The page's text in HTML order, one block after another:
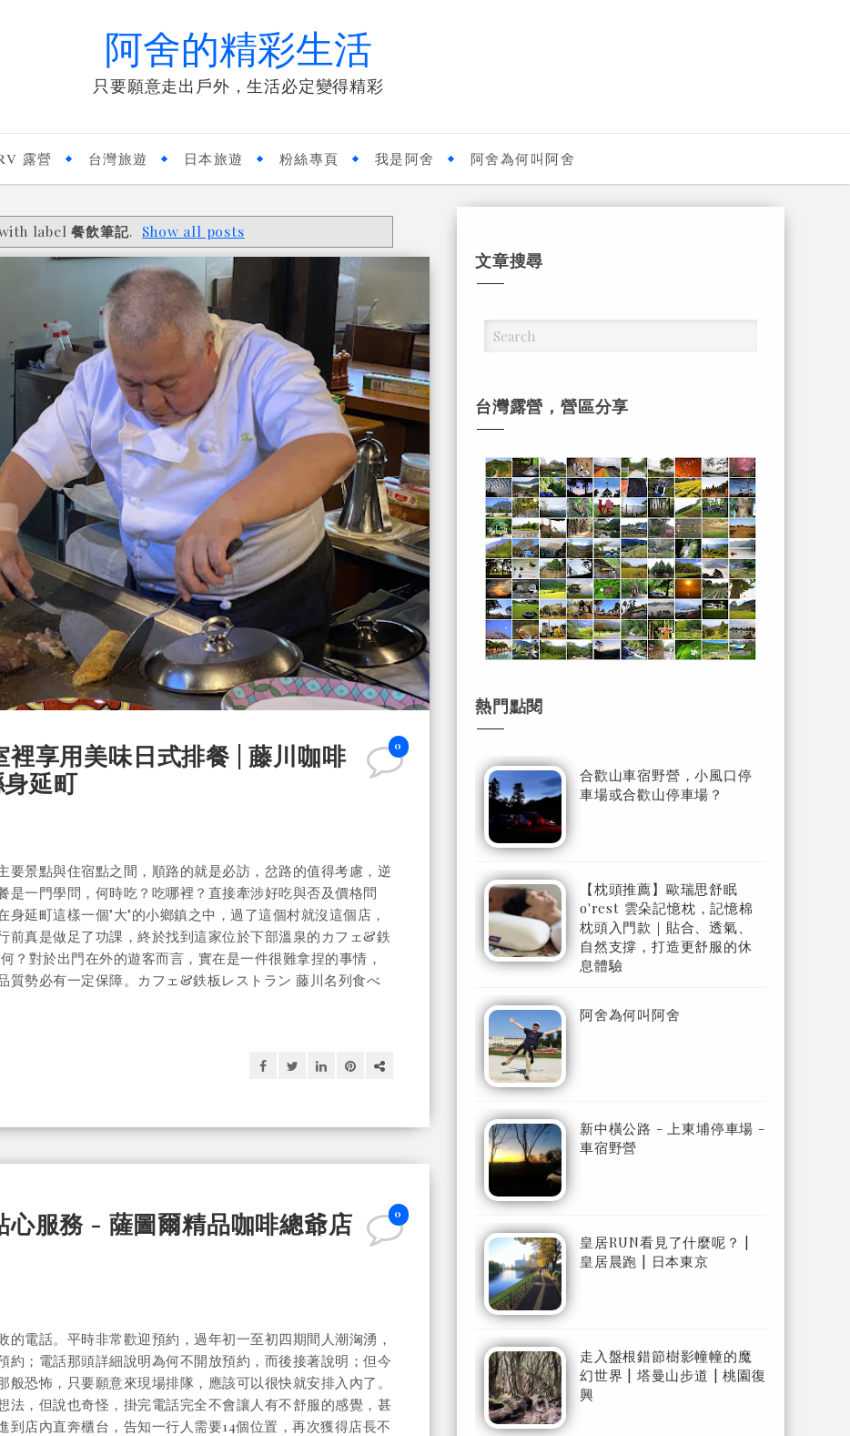
阿舍的精彩生活
只要願意走出戶外，生活必定變得精彩
露營 台灣旅遊 日本旅遊 粉絲專頁 我是阿舍 阿舍為何叫阿舍
label餐飲筆記. Show all posts
0
享用美味日式排餐 | 藤川咖啡
延町
要景點與住宿點之間，順路的就是必訪，岔路的值得考慮，逆
是一門學問，何時吃？吃哪裡？直接牽涉好吃與否及價格問
延町這樣一個"大"的小鄉鎮之中，過了這個村就沒這個店，
前真是做足了功課，終於找到這家位於下部溫泉的カフェ&鉄
？對於出門在外的遊客而言，實在是一件很難拿捏的事情，
質勢必有一定保障。カフェ&鉄板レストラン 藤川名列食べ
0
服務 - 薩圖爾精品咖啡總爺店
電話。平時非常歡迎預約，過年初一至初四期間人潮洶湧，
約；電話那頭詳細說明為何不開放預約，而後接著說明；但今
恐怖，只要願意來現場排隊，應該可以很快就安排入內了。
法，但說也奇怪，掛完電話完全不會讓人有不舒服的感覺，甚
店內直奔櫃台，告知一行人需要14個位置，再次獲得店長不
文章搜尋
台灣露營，營區分享
熱門點閱
合歡山車宿野營，小風口停
車場或合歡山停車場？
【枕頭推薦】歐瑞思舒眠
o'rest 雲朵記憶枕，記憶棉
枕頭入門款｜貼合、透氣、
自然支撐，打造更舒服的休
息體驗
阿舍為何叫阿舍
新中橫公路 - 上東埔停車場 -
車宿野營
皇居RUN看見了什麼呢？ |
皇居晨跑 | 日本東京
走入盤根錯節樹影幢幢的魔
幻世界 | 塔曼山步道 | 桃園復
興